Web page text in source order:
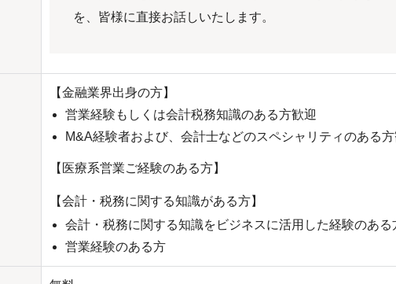
を、皆様に直接お話しいたします。
【金融業界出身の方】
営業経験もしくは会計税務知識のある方歓迎
M&A経験者および、会計士などのスペシャリティのある方
【医療系営業ご経験のある方】
【会計・税務に関する知識がある方】
会計・税務に関する知識をビジネスに活用した経験のある
営業経験のある方